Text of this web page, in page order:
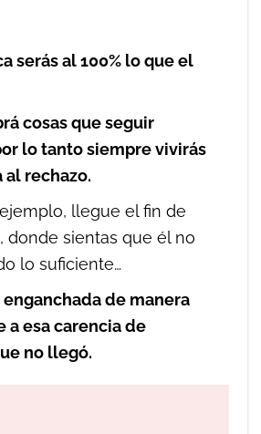
serás al 100% lo que el
cosas que seguir
lo tanto siempre vivirás
al rechazo.
llegue el fin de
donde sientas que él no
lo suficiente…
enganchada de manera
a esa carencia de
no llegó.